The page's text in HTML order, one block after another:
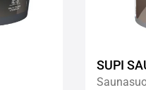
SUPI